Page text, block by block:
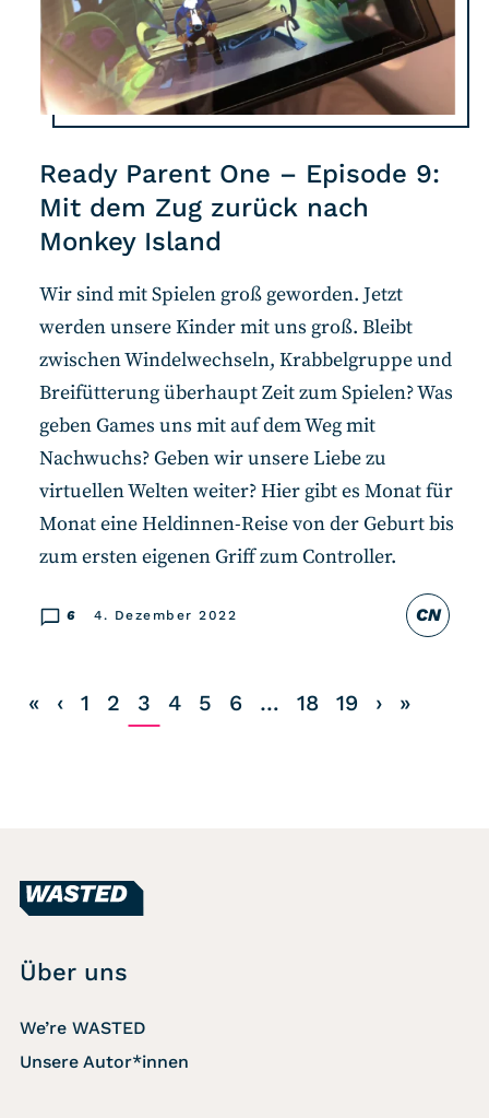
Ready Parent One – Episode 9:
Mit dem Zug zurück nach
Monkey Island
CN
6 4. Dezember 2022
Wir sind mit Spielen groß geworden. Jetzt
werden unsere Kinder mit uns groß. Bleibt
zwischen Windelwechseln, Krabbelgruppe und
Breifütterung überhaupt Zeit zum Spielen? Was
geben Games uns mit auf dem Weg mit
Nachwuchs? Geben wir unsere Liebe zu
virtuellen Welten weiter? Hier gibt es Monat für
Monat eine Heldinnen-Reise von der Geburt bis
zum ersten eigenen Griff zum Controller.
« ‹ 1 2 3 4 5 6 … 18 19 › »
Über uns
We’re WASTED
Unsere Autor*innen